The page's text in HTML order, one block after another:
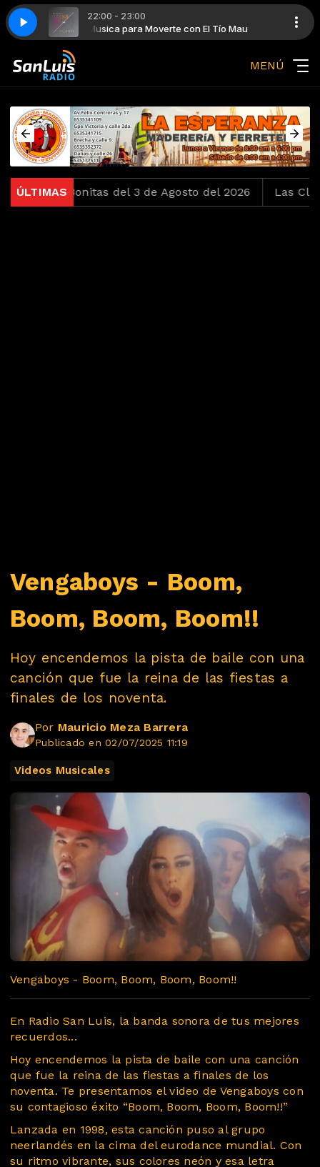
22:00 - 23:00
Mau Musica para Moverte con El Tío Mau
(Radio Edit)Avicii - I Could Be The One (Avicii Vs. Nicky Romero)
MENÚ
ÚLTIMAS
pero Bonitas del 3 de Agosto del 2026 Las Clásicas
Vengaboys - Boom,
Boom, Boom, Boom!!
Hoy encendemos la pista de baile con una
canción que fue la reina de las fiestas a
finales de los noventa.
Por Mauricio Meza Barrera
Publicado en 02/07/2025 11:19
Videos Musicales
Vengaboys - Boom, Boom, Boom, Boom!!
En Radio San Luis, la banda sonora de tus mejores
recuerdos...
Hoy encendemos la pista de baile con una canción
que fue la reina de las fiestas a finales de los
noventa. Te presentamos el video de Vengaboys con
su contagioso éxito “Boom, Boom, Boom, Boom!!”
Lanzada en 1998, esta canción puso al grupo
neerlandés en la cima del eurodance mundial. Con
su ritmo vibrante, sus colores neón y esa letra